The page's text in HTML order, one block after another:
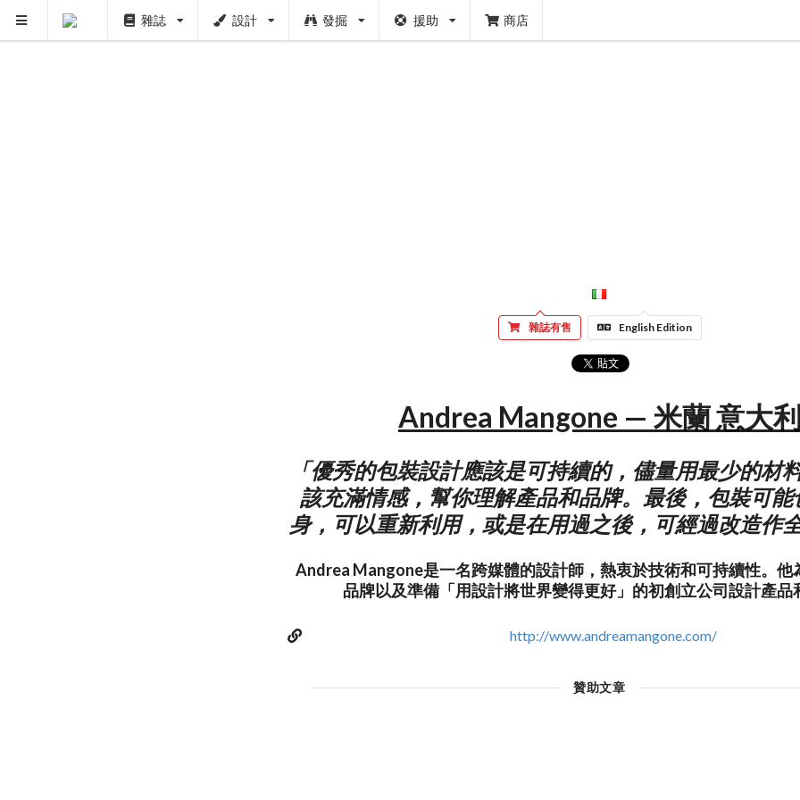
雜誌 設計 發掘 援助 商店
雜誌有售 English Edition
Andrea Mangone — 米蘭 意大
「優秀的包裝設計應該是可持續的，儘量用最少的材
該充滿情感，幫你理解產品和品牌。最後，包裝可能
身，可以重新利用，或是在用過之後，可經過改造作
Andrea Mangone是一名跨媒體的設計師，熱衷於技術和可持續性。他
品牌以及準備「用設計將世界變得更好」的初創立公司設計產品
http://www.andreamangone.com/
贊助文章